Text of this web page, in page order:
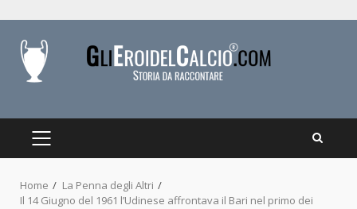
content
PRIMARY
Home
La Penna degli Altri
Il 14 Giugno del 1961 l’Udinese affrontava il Bari nel primo dei